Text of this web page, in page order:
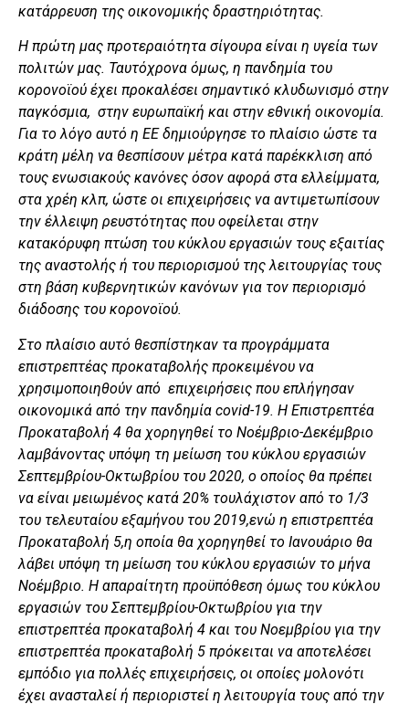
κατάρρευση της οικονομικής δραστηριότητας.
Η πρώτη μας προτεραιότητα σίγουρα είναι η υγεία των
πολιτών μας. Ταυτόχρονα όμως, η πανδημία του
κορονοϊού έχει προκαλέσει σημαντικό κλυδωνισμό στην
παγκόσμια, στην ευρωπαϊκή και στην εθνική οικονομία.
Για το λόγο αυτό η ΕΕδημιούργησε το πλαίσιο ώστε τα
κράτη μέλη να θεσπίσουν μέτρα κατά παρέκκλιση από
τους ενωσιακούς κανόνες όσον αφορά στα ελλείμματα,
στα χρέη κλπ, ώστε οι επιχειρήσεις να αντιμετωπίσουν
την έλλειψη ρευστότητας που οφείλεται στην
κατακόρυφη πτώση του κύκλου εργασιών τους εξαιτίας
της αναστολής ή του περιορισμού της λειτουργίας τους
στη βάση κυβερνητικών κανόνων για τον περιορισμό
διάδοσης του κορονοϊού.
Στο πλαίσιο αυτό θεσπίστηκαν τα προγράμματα
επιστρεπτέας προκαταβολής προκειμένου να
χρησιμοποιηθούν από επιχειρήσεις που επλήγησαν
οικονομικά από την πανδημία covid-19. Η Επιστρεπτέα
Προκαταβολή 4 θα χορηγηθεί το Νοέμβριο-Δεκέμβριο
λαμβάνοντας υπόψη τη μείωση του κύκλου εργασιών
Σεπτεμβρίου-Οκτωβρίου του 2020, ο οποίος θα πρέπει
να είναι μειωμένος κατά 20% τουλάχιστον από το 1/3
του τελευταίου εξαμήνου του 2019,ενώ η επιστρεπτέα
Προκαταβολή 5,η οποία θα χορηγηθεί το Ιανουάριο θα
λάβει υπόψη τη μείωση του κύκλου εργασιών το μήνα
Νοέμβριο. Η απαραίτητη προϋπόθεση όμως του κύκλου
εργασιών του Σεπτεμβρίου-Οκτωβρίου για την
επιστρεπτέα προκαταβολή 4 και του Νοεμβρίου για την
επιστρεπτέα προκαταβολή 5 πρόκειται να αποτελέσει
εμπόδιο για πολλές επιχειρήσεις, οι οποίες μολονότι
έχει ανασταλεί ή περιοριστεί η λειτουργία τους από την